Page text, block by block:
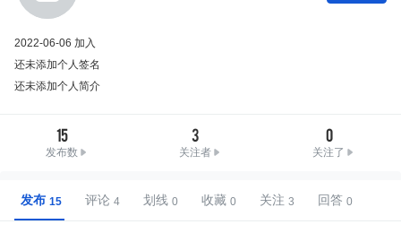
2022-06-06 加入
还未添加个人签名
还未添加个人简介
15
发布数
3
关注者
0
关注了
发布 评论 划线 收藏 关注 回答